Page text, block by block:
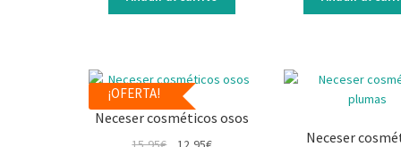
¡OFERTA!
Neceser cosméticos osos
Neceser